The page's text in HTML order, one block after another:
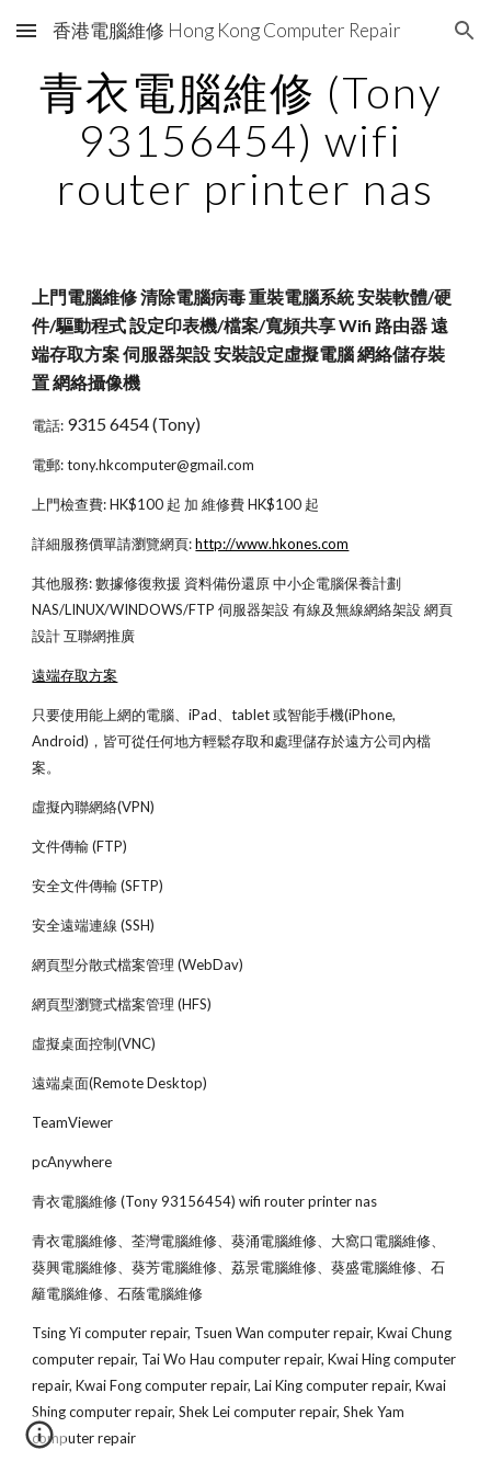
Skip to main content Skip to navigation
香港電腦維修 Hong Kong Computer Repair
青衣電腦維修 (Tony
93156454) wifi
router printer nas
上門電腦維修 清除電腦病毒 重裝電腦系統 安裝軟體/硬
件/驅動程式 設定印表機/檔案/寬頻共享 Wifi 路由器 遠
端存取方案 伺服器架設 安裝設定虛擬電腦 網絡儲存裝
置 網絡攝像機
電話: 9315 6454 (Tony)
電郵: tony.hkcomputer@gmail.com
上門檢查費: HK$100 起 加 維修費 HK$100 起
詳細服務價單請瀏覽網頁: http://www.hkones.com
其他服務: 數據修復救援 資料備份還原 中小企電腦保養計劃
NAS/LINUX/WINDOWS/FTP 伺服器架設 有線及無線網絡架設 網頁
設計 互聯網推廣
遠端存取方案
只要使用能上網的電腦、iPad、tablet 或智能手機(iPhone,
Android)，皆可從任何地方輕鬆存取和處理儲存於遠方公司內檔
案。
虛擬內聯網絡(VPN)
文件傳輸 (FTP)
安全文件傳輸 (SFTP)
安全遠端連線 (SSH)
網頁型分散式檔案管理 (WebDav)
網頁型瀏覽式檔案管理 (HFS)
虛擬桌面控制(VNC)
遠端桌面(Remote Desktop)
TeamViewer
pcAnywhere
青衣電腦維修 (Tony 93156454) wifi router printer nas
青衣電腦維修、荃灣電腦維修、葵涌電腦維修、大窩口電腦維修、
葵興電腦維修、葵芳電腦維修、荔景電腦維修、葵盛電腦維修、石
籬電腦維修、石蔭電腦維修
Tsing Yi computer repair, Tsuen Wan computer repair, Kwai Chung
computer repair, Tai Wo Hau computer repair, Kwai Hing computer
repair, Kwai Fong computer repair, Lai King computer repair, Kwai
Shing computer repair, Shek Lei computer repair, Shek Yam
computer repair